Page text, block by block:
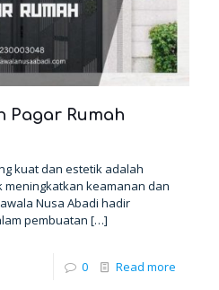
Pagar Rumah
kuat dan estetik adalah
keamanan dan
Nusa Abadi hadir
pembuatan […]
0 Read more